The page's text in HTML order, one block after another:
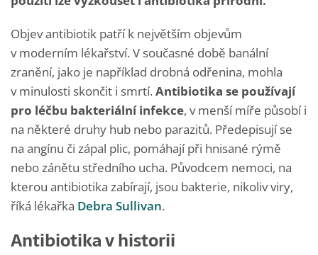
Objev antibiotik patří k největším objevům
v moderním lékařství. V současné době banální
zranění, jako je například drobná odřenina, mohla
v minulosti skončit i smrtí. Antibiotika se používají
pro léčbu bakteriální infekce, v menší míře působí i
na některé druhy hub nebo parazitů. Předepisují se
na angínu či zápal plic, pomáhají při hnisané rýmě
nebo zánětu středního ucha. Původcem nemoci, na
kterou antibiotika zabírají, jsou bakterie, nikoliv viry,
říká lékařka Debra Sullivan.
Antibiotika v historii